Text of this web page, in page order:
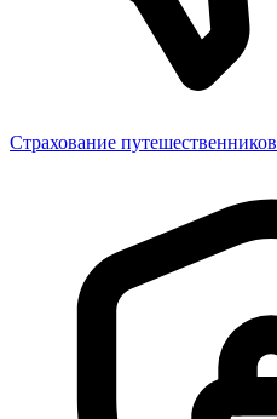
Страхование путешественников